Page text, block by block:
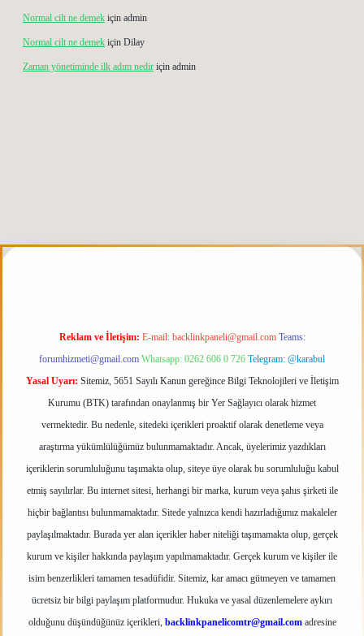
Normal cilt ne demek için admin
Normal cilt ne demek için Dilay
Zaman yönetiminde ilk adım nedir için admin
Reklam ve İletişim: E-mail: backlinkpaneli@gmail.com Teams:
forumhizmeti@gmail.com Whatsapp: 0262 606 0 726 Telegram: @karabul
Yasal Uyarı: Sitemiz, 5651 Sayılı Kanun gereğince Bilgi Teknolojileri ve İletişim
Kurumu (BTK) tarafından onaylanmış bir Yer Sağlayıcı olarak hizmet
vermektedir. Bu nedenle, sitedeki içerikleri proaktif olarak denetleme veya
araştırma yükümlülüğümüz bulunmamaktadır. Ancak, üyelerimiz yazdıkları
içeriklerin sorumluluğunu taşımakta olup, siteye üye olarak bu sorumluluğu kabul
etmiş sayılırlar. Bu internet sitesi, herhangi bir marka, kurum veya şahıs şirketi ile
hiçbir bağlantısı bulunmamaktadır. Sitede yalnızca kendi hazırladığımız makaleler
paylaşılmaktadır. Burada yer alan içerikler haber niteliği taşımamakta olup, gerçek
kurum ve kişiler hakkında paylaşım yapılmamaktadır. Gerçek kurum ve kişiler ile
isim benzerlikleri tamamen tesadüfidir. Sitemiz, kar amacı gütmeyen ve tamamen
ücretsiz bir bilgi paylaşım platformudur. Hukuka ve yasal düzenlemelere aykırı
olduğunu düşündüğünüz içerikleri, backlinkpanelicomtr@gmail.comadresine